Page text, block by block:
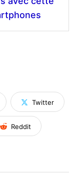
Twitter
Reddit